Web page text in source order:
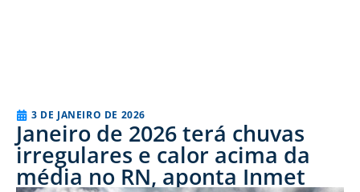
3 DE JANEIRO DE 2026
Janeiro de 2026 terá chuvas
irregulares e calor acima da
média no RN, aponta Inmet